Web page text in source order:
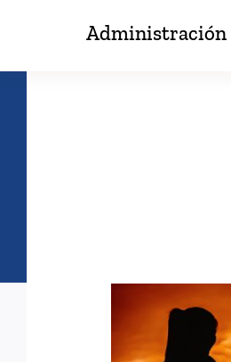
contenido
Administración